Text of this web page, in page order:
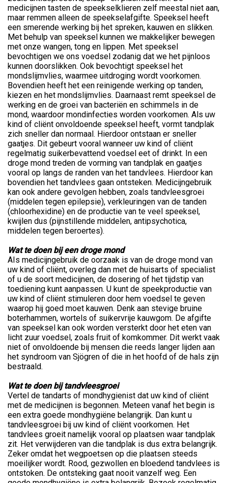
medicijnen tasten de speekselklieren zelf meestal niet aan,
maar remmen alleen de speekselafgifte. Speeksel heeft
een smerende werking bij het spreken, kauwen en slikken.
Met behulp van speeksel kunnen we makkelijker bewegen
met onze wangen, tong en lippen. Met speeksel
bevochtigen we ons voedsel zodanig dat we het pijnloos
kunnen doorslikken. Ook bevochtigt speeksel het
mondslijmvlies, waarmee uitdroging wordt voorkomen.
Bovendien heeft het een reinigende werking op tanden,
kiezen en het mondslijmvlies. Daarnaast remt speeksel de
werking en de groei van bacteriën en schimmels in de
mond, waardoor mondinfecties worden voorkomen. Als uw
kind of cliënt onvoldoende speeksel heeft, vormt tandplak
zich sneller dan normaal. Hierdoor ontstaan er sneller
gaatjes. Dit gebeurt vooral wanneer uw kind of cliënt
regelmatig suikerbevattend voedsel eet of drinkt. In een
droge mond treden de vorming van tandplak en gaatjes
vooral op langs de randen van het tandvlees. Hierdoor kan
bovendien het tandvlees gaan ontsteken. Medicijngebruik
kan ook andere gevolgen hebben, zoals tandvleesgroei
(middelen tegen epilepsie), verkleuringen van de tanden
(chloorhexidine) en de productie van te veel speeksel,
kwijlen dus (pijnstillende middelen, antipsychotica,
middelen tegen beroertes).
Wat te doen bij een droge mond
AIs medicijngebruik de oorzaak is van de droge mond van
uw kind of cliënt, overleg dan met de huisarts of specialist
of u de soort medicijnen, de dosering of het tijdstip van
toediening kunt aanpassen. U kunt de speekproductie van
uw kind of cliënt stimuleren door hem voedsel te geven
waarop hij goed moet kauwen. Denk aan stevige bruine
boterhammen, wortels of suikervrije kauwgom. De afgifte
van speeksel kan ook worden versterkt door het eten van
licht zuur voedsel, zoals fruit of komkommer. Dit werkt vaak
niet of onvoldoende bij mensen die reeds langer lijden aan
het syndroom van Sjögren of die in het hoofd of de hals zijn
bestraald.
Wat te doen bij tandvleesgroei
Vertel de tandarts of mondhygienist dat uw kind of cliënt
met de medicijnen is begonnen. Meteen vanaf het begin is
een extra goede mondhygiëne belangrijk. Dan kunt u
tandvleesgroei bij uw kind of cliënt voorkomen. Het
tandvlees groeit namelijk vooral op plaatsen waar tandplak
zit. Het verwijderen van die tandplak is dus extra belangrijk.
Zeker omdat het wegpoetsen op die plaatsen steeds
moeilijker wordt. Rood, gezwollen en bloedend tandvlees is
ontstoken. De ontsteking gaat nooit vanzelf weg. Een